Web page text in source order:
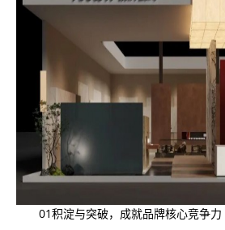
01积淀与突破，成就品牌核心竞争力